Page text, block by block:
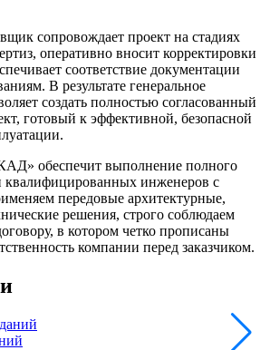
сопровождает проект на стадиях
оперативно вносит корректировки
соответствие документации
В результате генеральное
создать полностью согласованный
готовый к эффективной, безопасной
обеспечит выполнение полного
квалифицированных инженеров с
передовые архитектурные,
решения, строго соблюдаем
в котором четко прописаны
компании перед заказчиком.